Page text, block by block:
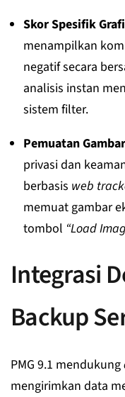
Skor Spesifik
menampilkan
negatif secara
analisis instan
sistem filter.
Pemuatan Gambar
privasi dan
berbasis web
memuat gambar
tombol “Load
Integrasi
Backup
PMG 9.1 mendukung
mengirimkan data